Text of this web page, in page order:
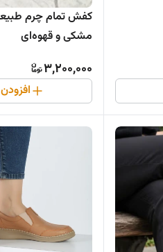
کفش تمام چرم
مشکی و قهوه‌ای
3,200,000